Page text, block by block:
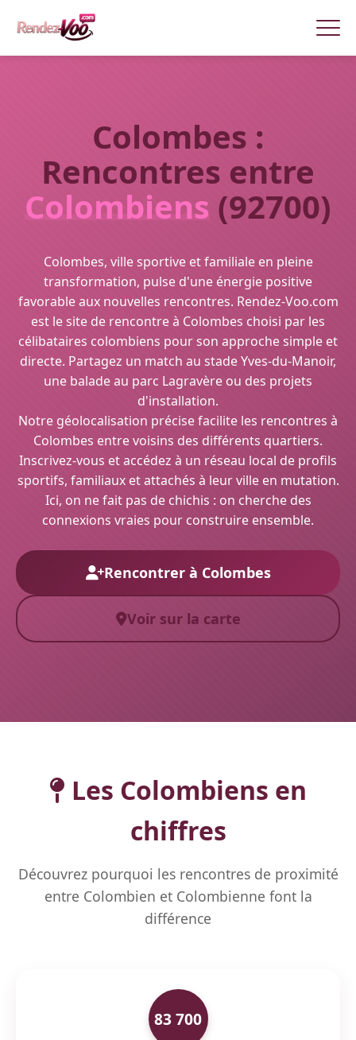
Colombes :
Rencontres entre
Colombiens (92700)
Colombes, ville sportive et familiale en pleine
transformation, pulse d'une énergie positive
favorable aux nouvelles rencontres. Rendez-Voo.com
est le site de rencontre à Colombes choisi par les
célibataires colombiens pour son approche simple et
directe. Partagez un match au stade Yves-du-Manoir,
une balade au parc Lagravère ou des projets
d'installation.
Notre géolocalisation précise facilite les rencontres à
Colombes entre voisins des différents quartiers.
Inscrivez-vous et accédez à un réseau local de profils
sportifs, familiaux et attachés à leur ville en mutation.
Ici, on ne fait pas de chichis : on cherche des
connexions vraies pour construire ensemble.
Rencontrer à Colombes
Voir sur la carte
Les Colombiens en
chiffres
Découvrez pourquoi les rencontres de proximité
entre Colombien et Colombienne font la
différence
83 700